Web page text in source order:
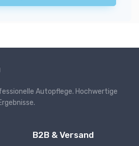
Autopflege. Hochwertige
B2B & Versand